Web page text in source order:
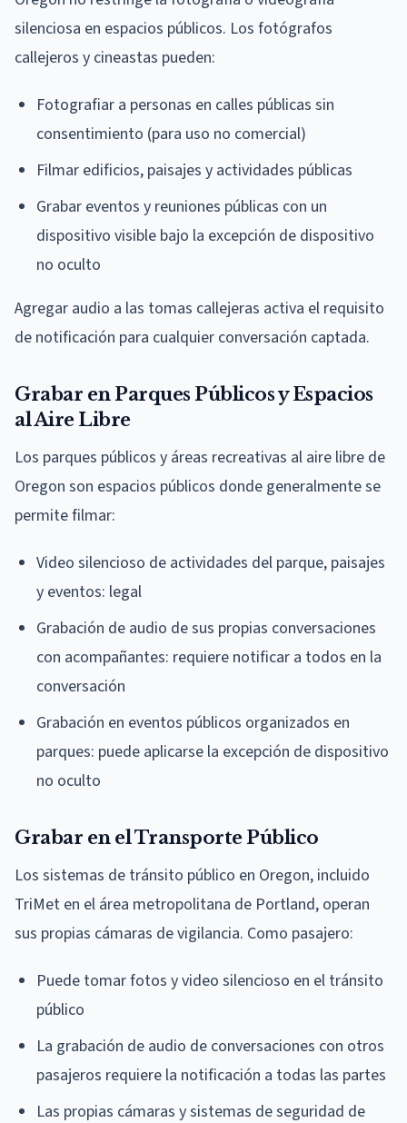
silenciosa en espacios públicos. Los fotógrafos
callejeros y cineastas pueden:
Fotografiar a personas en calles públicas sin
consentimiento (para uso no comercial)
Filmar edificios, paisajes y actividades públicas
Grabar eventos y reuniones públicas con un
dispositivo visible bajo la excepción de dispositivo
no oculto
Agregar audio a las tomas callejeras activa el requisito
de notificación para cualquier conversación captada.
Grabar en Parques Públicos y Espacios
al Aire Libre
Los parques públicos y áreas recreativas al aire libre de
Oregon son espacios públicos donde generalmente se
permite filmar:
Video silencioso de actividades del parque, paisajes
y eventos: legal
Grabación de audio de sus propias conversaciones
con acompañantes: requiere notificar a todos en la
conversación
Grabación en eventos públicos organizados en
parques: puede aplicarse la excepción de dispositivo
no oculto
Grabar en el Transporte Público
Los sistemas de tránsito público en Oregon, incluido
TriMet en el área metropolitana de Portland, operan
sus propias cámaras de vigilancia. Como pasajero:
Puede tomar fotos y video silencioso en el tránsito
público
La grabación de audio de conversaciones con otros
pasajeros requiere la notificación a todas las partes
Las propias cámaras y sistemas de seguridad de